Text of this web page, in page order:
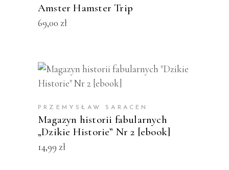
Amster Hamster Trip
69,00 zł
DODAJ DO KOSZYKA
PRZEMYSŁAW SARACEN
Magazyn historii fabularnych
„Dzikie Historie” Nr 2 [ebook]
14,99 zł